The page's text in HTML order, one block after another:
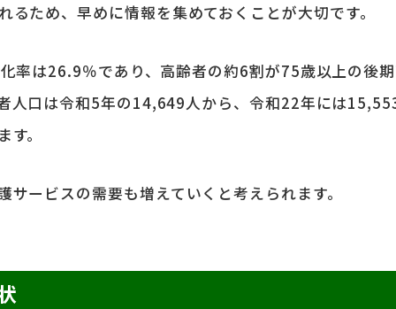
るため、早めに情報を集めておくことが大切です。
率は26.9％であり、高齢者の約6割が75歳以上の後
人口は令和5年の14,649人から、令和22年には
。
サービスの需要も増えていくと考えられます。